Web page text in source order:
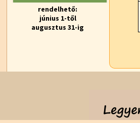
rendelhető:
június 1-től
augusztus 31-ig